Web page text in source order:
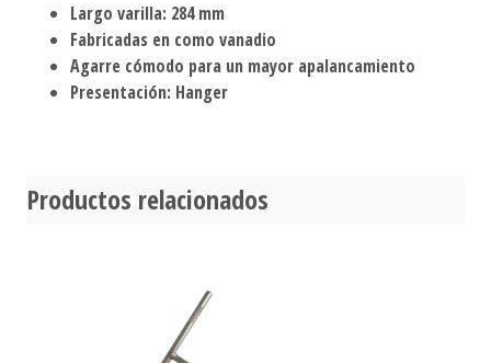
Largo varilla: 284 mm
Fabricadas en como vanadio
Agarre cómodo para un mayor apalancamiento
Presentación: Hanger
Productos relacionados